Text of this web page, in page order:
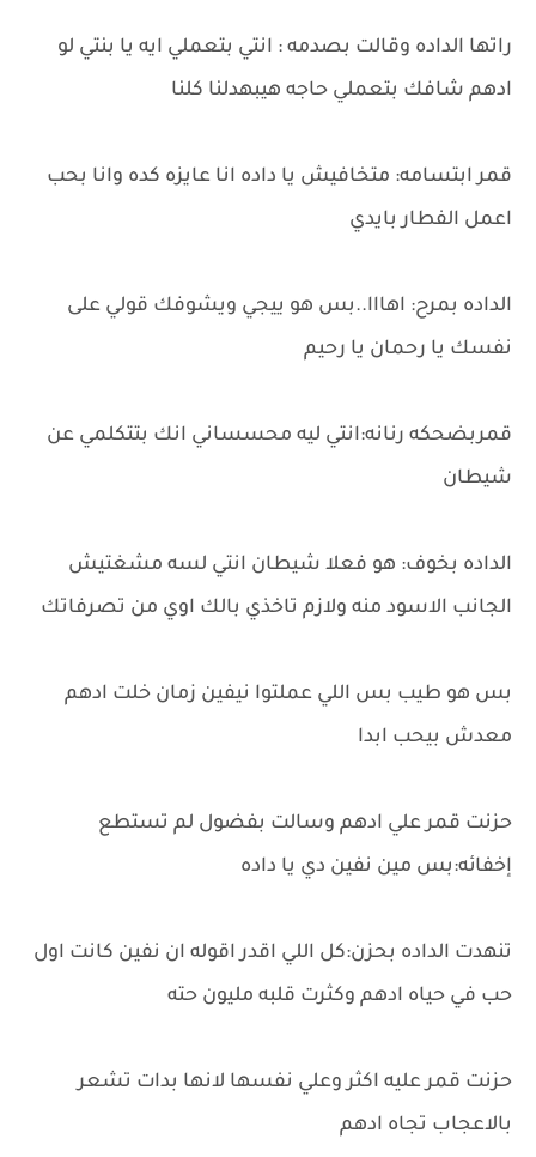
راتها الداده وقالت بصدمه : انتي بتعملي ايه يا بنتي لو
ادهم شافك بتعملي حاجه هيبهدلنا كلنا
قمر ابتسامه: متخافيش يا داده انا عايزه كده وانا بحب
اعمل الفطار بايدي
الداده بمرح: اهااا..بس هو ييجي ويشوفك قولي على
نفسك يا رحمان يا رحيم
قمربضحكه رنانه:انتي ليه محسساني انك بتتكلمي عن
شيطان
الداده بخوف: هو فعلا شيطان انتي لسه مشغتيش
الجانب الاسود منه ولازم تاخذي بالك اوي من تصرفاتك
بس هو طيب بس اللي عملتوا نيفين زمان خلت ادهم
معدش بيحب ابدا
حزنت قمر علي ادهم وسالت بفضول لم تستطع
إخفائه:بس مين نفين دي يا داده
تنهدت الداده بحزن:كل اللي اقدر اقوله ان نفين كانت اول
حب في حياه ادهم وكثرت قلبه مليون حته
حزنت قمر عليه اكثر وعلي نفسها لانها بدات تشعر
بالاعجاب تجاه ادهم